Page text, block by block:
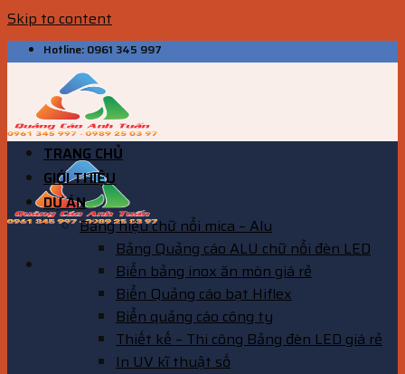
Skip to content
Hotline: 0961 345 997
TRANG CHỦ
GIỚI THIỆU
DỰ ÁN
Bảng hiệu chữ nổi mica – Alu
Bảng Quảng cáo ALU chữ nổi đèn LED
Biển bảng inox ăn mòn giá rẻ
Biển Quảng cáo bạt Hiflex
Biển quảng cáo công ty
Thiết kế – Thi công Bảng đèn LED giá rẻ
In UV kĩ thuật số